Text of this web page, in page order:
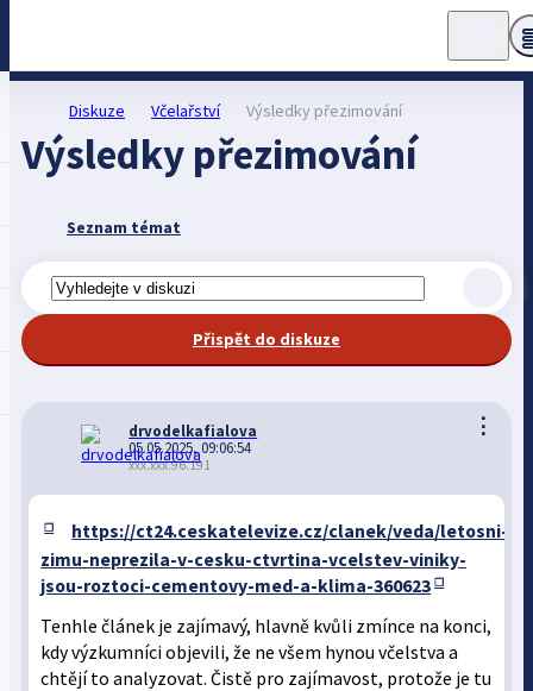
Diskuze Včelařství Výsledky přezimování
Výsledky přezimování
Seznam témat
Přispět do diskuze
⋮
drvodelkafialova
05.05.2025, 09:06:54
xxx.xxx.96.191
https://ct24.ceskatelevize.cz/clanek/veda/letosni-
zimu-neprezila-v-cesku-ctvrtina-vcelstev-viniky-
jsou-roztoci-cementovy-med-a-klima-360623
Tenhle článek je zajímavý, hlavně kvůli zmínce na konci,
kdy výzkumníci objevili, že ne všem hynou včelstva a
chtějí to analyzovat. Čistě pro zajímavost, protože je tu